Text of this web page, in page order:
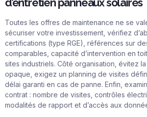
d’entretien panneaux solaires
Toutes les offres de maintenance ne se
sécuriser votre investissement, vérifiez
certifications (type RGE), références sur
comparables, capacité d’intervention en
sites industriels. Côté organisation, évitez
opaque, exigez un planning de visites
délai garanti en cas de panne. Enfin,
contrat : nombre de visites, contrôles
modalités de rapport et d’accès aux